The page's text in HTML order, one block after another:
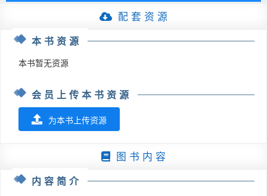
配 套 资 源
本书资源
本书暂无资源
会员上传本书资源
为本书上传资源
图 书 内 容
内容简介